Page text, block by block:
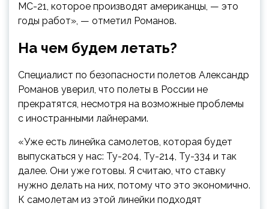
МС-21, которое производят американцы, — это
годы работ», — отметил Романов.
На чем будем летать?
Специалист по безопасности полетов Александр
Романов уверил, что полеты в России не
прекратятся, несмотря на возможные проблемы
с иностранными лайнерами.
«Уже есть линейка самолетов, которая будет
выпускаться у нас: Ту-204, Ту-214, Ту-334 и так
далее. Они уже готовы. Я считаю, что ставку
нужно делать на них, потому что это экономично.
К самолетам из этой линейки подходят